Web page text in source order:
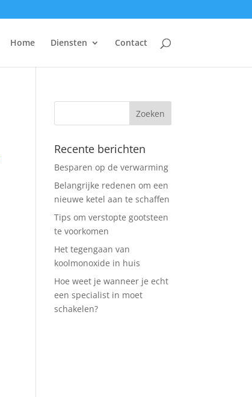
Home Diensten Contact
Recente berichten
Besparen op de verwarming
Belangrijke redenen om een
nieuwe ketel aan te schaffen
Tips om verstopte gootsteen
te voorkomen
Het tegengaan van
koolmonoxide in huis
Hoe weet je wanneer je echt
een specialist in moet
schakelen?